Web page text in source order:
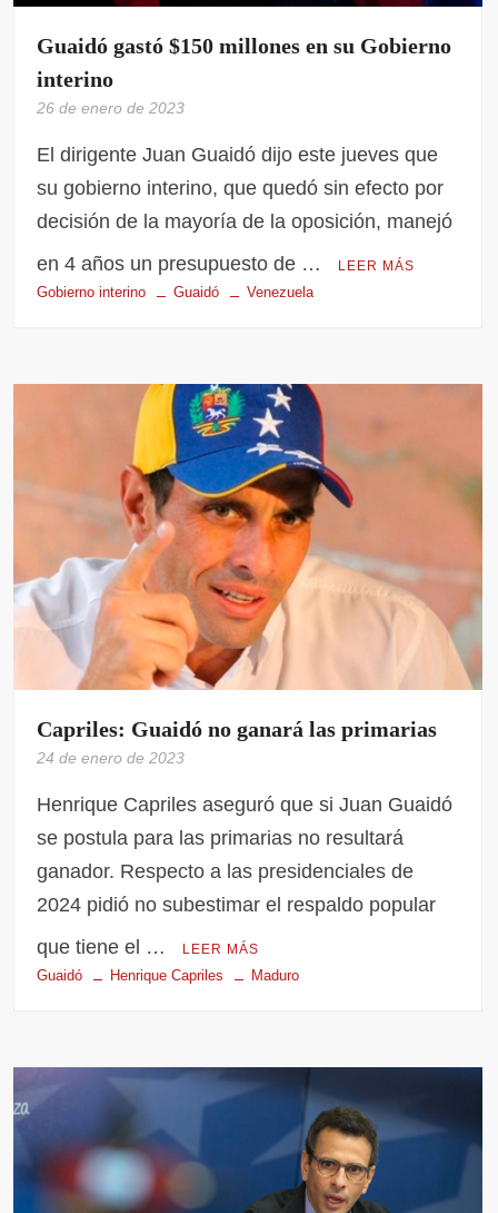
Guaidó gastó $150 millones en su Gobierno
interino
26 de enero de 2023
El dirigente Juan Guaidó dijo este jueves que
su gobierno interino, que quedó sin efecto por
decisión de la mayoría de la oposición, manejó
en 4 años un presupuesto de …
LEER MÁS
Gobierno interino Guaidó Venezuela
Capriles: Guaidó no ganará las primarias
24 de enero de 2023
Henrique Capriles aseguró que si Juan Guaidó
se postula para las primarias no resultará
ganador. Respecto a las presidenciales de
2024 pidió no subestimar el respaldo popular
que tiene el …
LEER MÁS
Guaidó Henrique Capriles Maduro